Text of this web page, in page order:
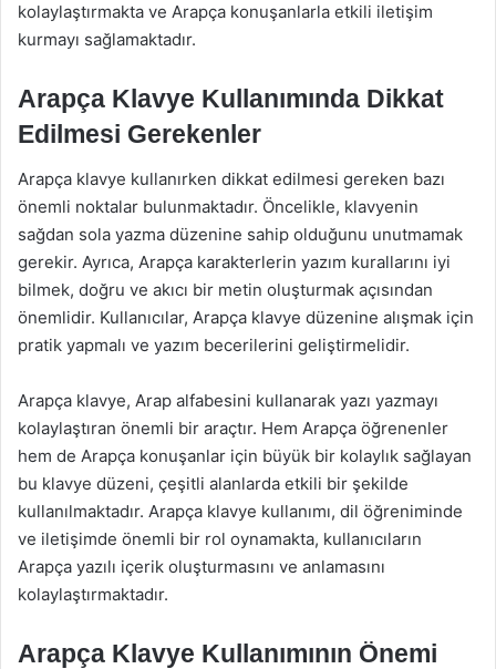
kolaylaştırmakta ve Arapça konuşanlarla etkili iletişim
kurmayı sağlamaktadır.
Arapça Klavye Kullanımında Dikkat
Edilmesi Gerekenler
Arapça klavye kullanırken dikkat edilmesi gereken bazı
önemli noktalar bulunmaktadır. Öncelikle, klavyenin
sağdan sola yazma düzenine sahip olduğunu unutmamak
gerekir. Ayrıca, Arapça karakterlerin yazım kurallarını iyi
bilmek, doğru ve akıcı bir metin oluşturmak açısından
önemlidir. Kullanıcılar, Arapça klavye düzenine alışmak için
pratik yapmalı ve yazım becerilerini geliştirmelidir.
Arapça klavye, Arap alfabesini kullanarak yazı yazmayı
kolaylaştıran önemli bir araçtır. Hem Arapça öğrenenler
hem de Arapça konuşanlar için büyük bir kolaylık sağlayan
bu klavye düzeni, çeşitli alanlarda etkili bir şekilde
kullanılmaktadır. Arapça klavye kullanımı, dil öğreniminde
ve iletişimde önemli bir rol oynamakta, kullanıcıların
Arapça yazılı içerik oluşturmasını ve anlamasını
kolaylaştırmaktadır.
Arapça Klavye Kullanımının Önemi